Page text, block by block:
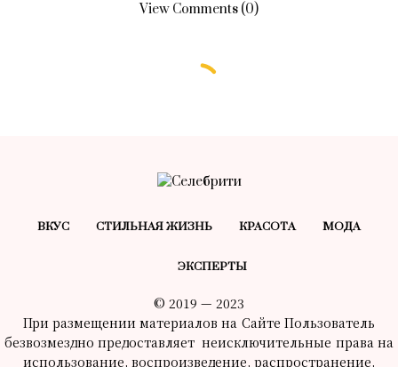
View Comments (0)
ВКУС СТИЛЬНАЯ ЖИЗНЬ КРАСОТA МОДА
ЭКСПЕРТЫ
© 2019 — 2023
При размещении материалов на Сайте Пользователь
безвозмездно предоставляет неисключительные права на
использование, воспроизведение, распространение,